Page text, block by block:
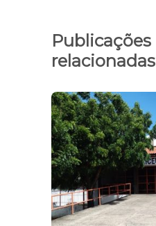
Publicações
relacionadas